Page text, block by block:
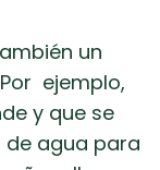
un
ejemplo,
y que se
de agua para